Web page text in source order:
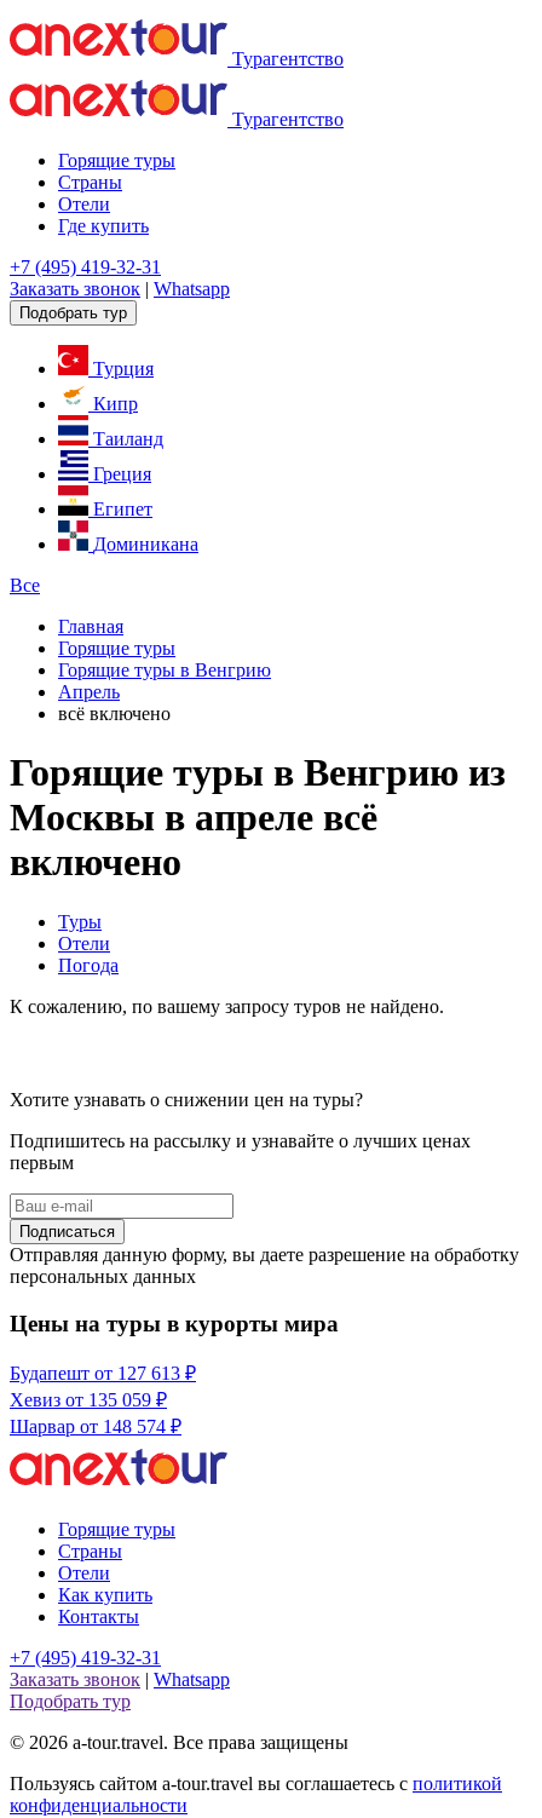
Турагентство
Турагентство
Горящие туры
Страны
Отели
Где купить
+7 (495) 419-32-31
Заказать звонок | Whatsapp
Подобрать тур
Турция
Кипр
Таиланд
Греция
Египет
Доминикана
Все
Главная
Горящие туры
Горящие туры в Венгрию
Апрель
всё включено
Горящие туры в Венгрию из
Москвы в апреле всё
включено
Туры
Отели
Погода
К сожалению, по вашему запросу туров не найдено.
Хотите узнавать о снижении цен на туры?
Подпишитесь на рассылку и узнавайте о лучших ценах
первым
Подписаться
Отправляя данную форму, вы даете разрешение на обработку
персональных данных
Цены на туры в курорты мира
Будапешт от 127 613 ₽
Хевиз от 135 059 ₽
Шарвар от 148 574 ₽
Горящие туры
Страны
Отели
Как купить
Контакты
+7 (495) 419-32-31
Заказать звонок | Whatsapp
Подобрать тур
© 2026 a-tour.travel. Все права защищены
Пользуясь сайтом a-tour.travel вы соглашаетесь с политикой
конфиденциальности